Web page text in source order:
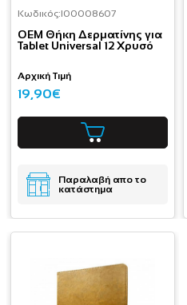
Κωδικός:I00008607
OEM Θήκη Δερματίνης για
Tablet Universal 12 Χρυσό
Αρχική Τιμή
19,90€
Παραλαβή απο το
κατάστημα